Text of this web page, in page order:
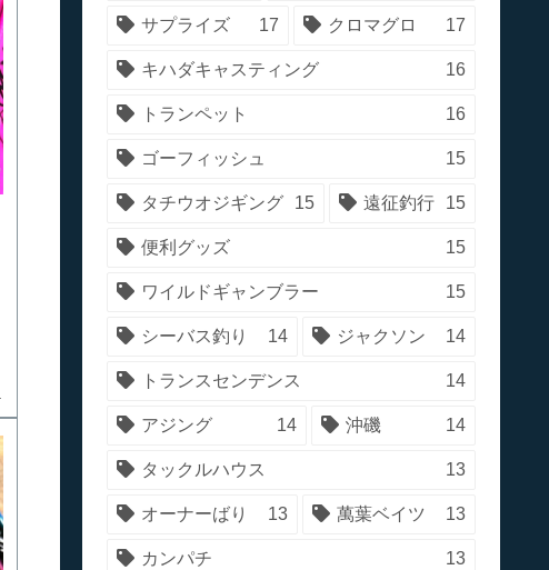
サプライズ 17 クロマグロ 17
キハダキャスティング 16
トランペット 16
ゴーフィッシュ 15
タチウオジギング 15 遠征釣行 15
便利グッズ 15
ワイルドギャンブラー 15
シーバス釣り 14 ジャクソン 14
トランスセンデンス 14
アジング 14 沖磯 14
タックルハウス 13
オーナーばり 13 萬葉ベイツ 13
カンパチ 13